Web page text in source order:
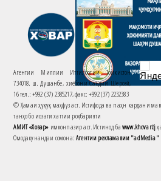
Агентии Миллии Иттилоотии Тоҷикистон
734018. ш. Душанбе, хиёбони Саъдии Шерозӣ,
16 тел.: +992 (37) 2385217, факс: +992 (37) 2232383
© Ҳамаи ҳуқуқ маҳфуз аст. Истифода ва паҳн кардани
танҳо бо иҷозати хаттии роҳбарияти
АМИТ «Ховар» имконпазир аст. Истинод баwww.khovar.tj
Омодакунандаи сомона:Агентии рекламавии "adMedia"